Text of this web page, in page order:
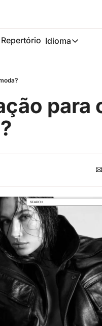
Repertório Idioma
Idioma
para